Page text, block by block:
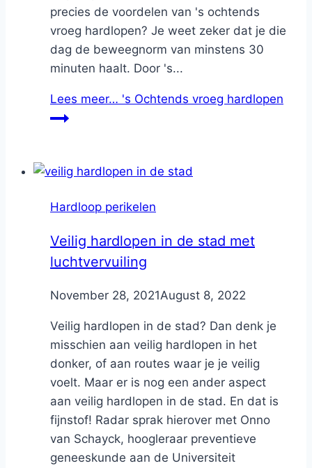
precies de voordelen van 's ochtends
vroeg hardlopen? Je weet zeker dat je die
dag de beweegnorm van minstens 30
minuten haalt. Door 's...
Lees meer… 's Ochtends vroeg hardlopen
Hardloop perikelen
Veilig hardlopen in de stad met
luchtvervuiling
ByNicole
November 28, 2021August 8, 2022
Veilig hardlopen in de stad? Dan denk je
misschien aan veilig hardlopen in het
donker, of aan routes waar je je veilig
voelt. Maar er is nog een ander aspect
aan veilig hardlopen in de stad. En dat is
fijnstof! Radar sprak hierover met Onno
van Schayck, hoogleraar preventieve
geneeskunde aan de Universiteit